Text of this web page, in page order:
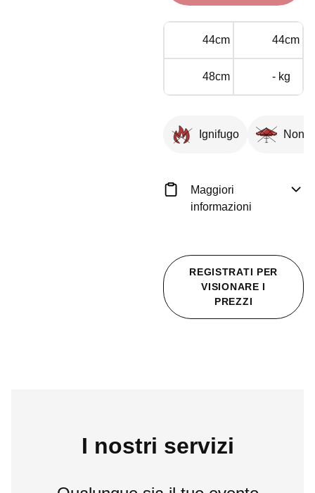
44cm 44cm
48cm - kg
Ignifugo Non
Maggiori
informazioni
REGISTRATI PER
VISIONARE I
PREZZI
I nostri servizi